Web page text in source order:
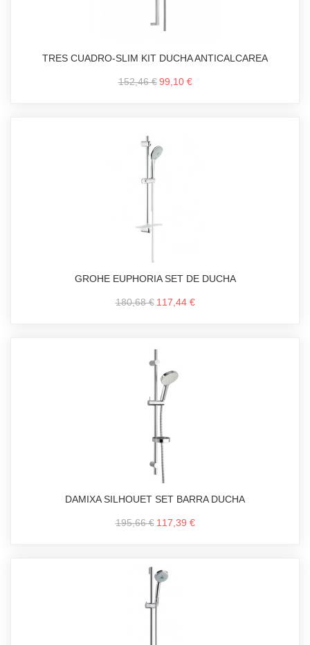
TRES CUADRO-SLIM KIT DUCHA ANTICALCAREA
152,46 € 99,10 €
GROHE EUPHORIA SET DE DUCHA
180,68 € 117,44 €
DAMIXA SILHOUET SET BARRA DUCHA
195,66 € 117,39 €